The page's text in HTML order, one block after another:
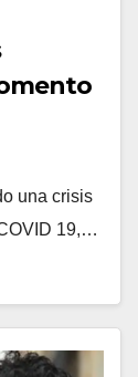
una crisis
19,…